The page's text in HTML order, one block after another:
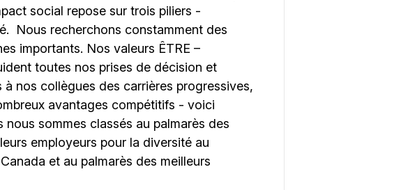
social repose sur trois piliers -
Nous recherchons constamment des
importants. Nos valeurs ÊTRE –
toutes nos prises de décision et
nos collègues des carrières progressives,
avantages compétitifs - voici
sommes classés au palmarès des
employeurs pour la diversité au
et au palmarès des meilleurs